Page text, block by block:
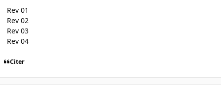
Rev 01
Rev 02
Rev 03
Rev 04
Citer